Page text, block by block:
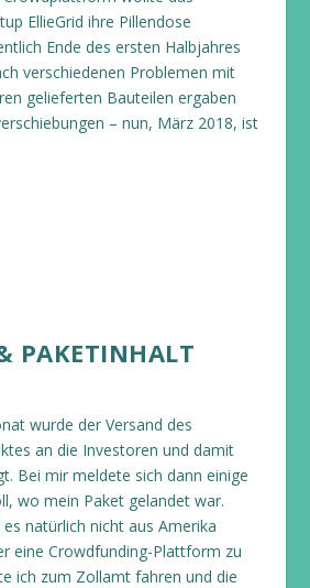
EllieGrid ihre Pillendose
Ende des ersten Halbjahres
verschiedenen Problemen mit
gelieferten Bauteilen ergaben
– nun, März 2018, ist
PAKETINHALT
wurde der Versand des
an die Investoren und damit
Bei mir meldete sich dann einige
wo mein Paket gelandet war.
natürlich nicht aus Amerika
eine Crowdfunding-Plattform zu
ich zum Zollamt fahren und die